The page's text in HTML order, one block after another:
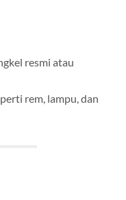
resmi atau
rem, lampu, dan